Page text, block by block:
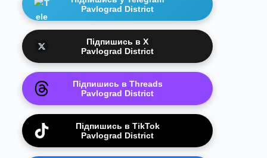
Pavlograd District
Підпишись в X
Pavlograd District
Підпишись в Threads
Pavlograd District
Підпишись в TikTok
Pavlograd District